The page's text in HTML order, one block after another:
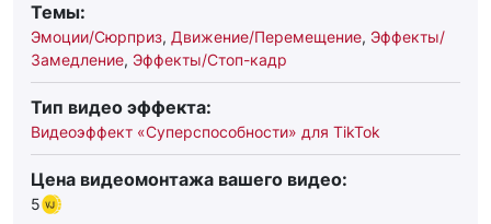
Темы:
Эмоции/Сюрприз, Движение/Перемещение, Эффекты/
Замедление, Эффекты/Стоп-кадр
Тип видео эффекта:
Видеоэффект «Суперспособности» для TikTok
Цена видеомонтажа вашего видео:
5